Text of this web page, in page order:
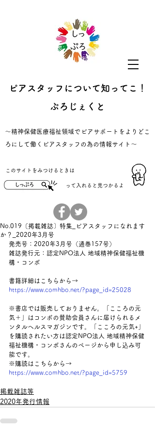
ピアスタッフについて知ってこ！
ぷろじぇくと
​～精神保健医療福祉領域でピアサポートをよりどこ
ろにして働くピアスタッフの為の情報サイト～
​このサイトをみつけるときは
​って入れると見つかるよ
No.019〔掲載雑誌〕特集_ピアスタッフになれます
か？_2020年3月号
発売号：2020年3月号（通巻157号）
雑誌発行元：認定NPO法人 地域精神保健福祉機
構・コンボ
書籍詳細はこちらから→
https://www.comhbo.net/?page_id=25028
※ 書店では販売しておりません。
「こころの元
気＋」はコンボの賛助会員さんに届けられるメ
ンタルヘルスマガジンです。「こころの元気+」
を購読されたい方は 認定NPO法人 地域精神保健
福祉機構・コンボ さんのページから申し込み可
能です。
※購読はこちらから→
https://www.comhbo.net/?page_id=5759
掲載雑誌等
2020年発行情報